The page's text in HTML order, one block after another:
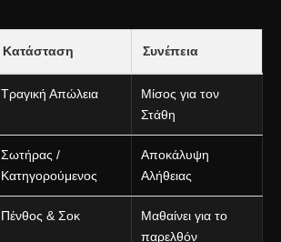
Κατάσταση Συνέπεια
Τραγική Απώλεια
Μίσος για τον
Στάθη
Σωτήρας /
Κατηγορούμενος
Αποκάλυψη
Αλήθειας
Πένθος & Σοκ
Μαθαίνει για το
παρελθόν